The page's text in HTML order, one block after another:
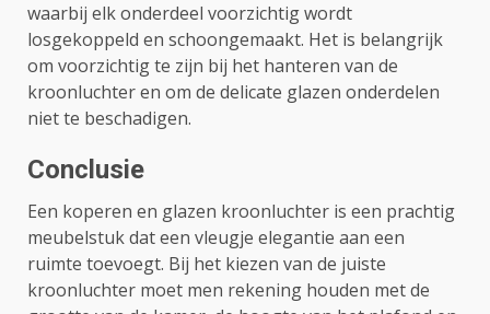
waarbij elk onderdeel voorzichtig wordt
losgekoppeld en schoongemaakt. Het is belangrijk
om voorzichtig te zijn bij het hanteren van de
kroonluchter en om de delicate glazen onderdelen
niet te beschadigen.
Conclusie
Een koperen en glazen kroonluchter is een prachtig
meubelstuk dat een vleugje elegantie aan een
ruimte toevoegt. Bij het kiezen van de juiste
kroonluchter moet men rekening houden met de